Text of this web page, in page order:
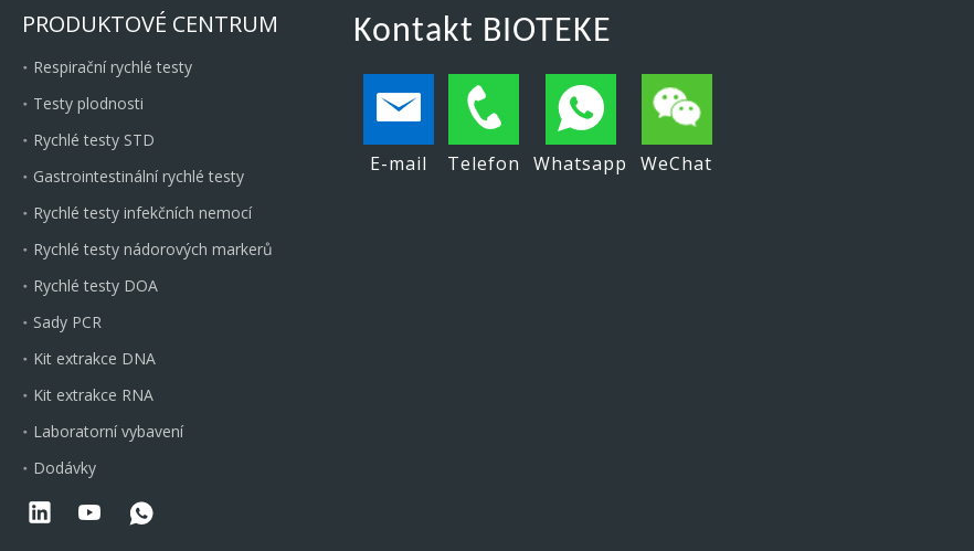
PRODUKTOVÉ CENTRUM
Respirační rychlé testy
Testy plodnosti
Rychlé testy STD
Gastrointestinální rychlé testy
Rychlé testy infekčních nemocí
Rychlé testy nádorových markerů
Rychlé testy DOA
Sady PCR
Kit extrakce DNA
Kit extrakce RNA
Laboratorní vybavení
Dodávky
Kontakt BIOTEKE
E-mail Telefon Whatsapp WeChat